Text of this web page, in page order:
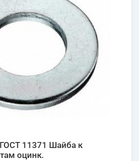
11371 Шайба к
оцинк.